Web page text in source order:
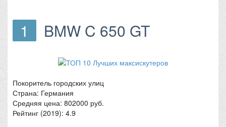
1 BMW C 650 GT
Покоритель городских улиц
Страна: Германия
Средняя цена: 802000 руб.
Рейтинг (2019): 4.9